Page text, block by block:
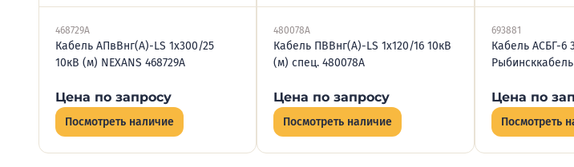
468729А
Кабель АПвВнг(А)-LS 1х300/25
10кВ (м) NEXANS 468729А
Цена по запросу
Посмотреть наличие
480078А
Кабель ПВВнг(А)-LS 1х120/16 10кВ
(м) спец. 480078А
Цена по запросу
Посмотреть наличие
693881
Кабель АСБГ-6
Рыбинсккабель
Цена по
Посмотреть